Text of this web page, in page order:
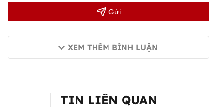
Gửi
XEM THÊM BÌNH LUẬN
TIN LIÊN QUAN